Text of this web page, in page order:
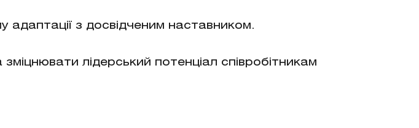
адаптації з досвідченим наставником.
лідерський потенціал співробітникам